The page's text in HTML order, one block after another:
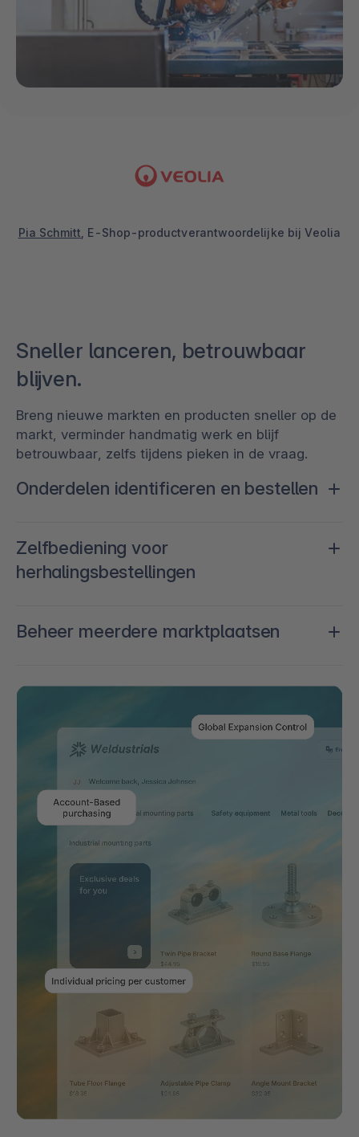
Pia Schmitt, E-Shop-productverantwoordelijke bij Veolia
Sneller lanceren, betrouwbaar
blijven.
Breng nieuwe markten en producten sneller op de
markt, verminder handmatig werk en blijf
betrouwbaar, zelfs tijdens pieken in de vraag.
Onderdelen identificeren en bestellen
pasvorm nauwkeurigheid te verbeteren, vanuit een
geïntegreerde commerce-ervaring.
Zelfbediening voor
herhalingsbestellingen
processen op snelheid en betrouwbaarheid.
Beheer meerdere marktplaatsen
heen.